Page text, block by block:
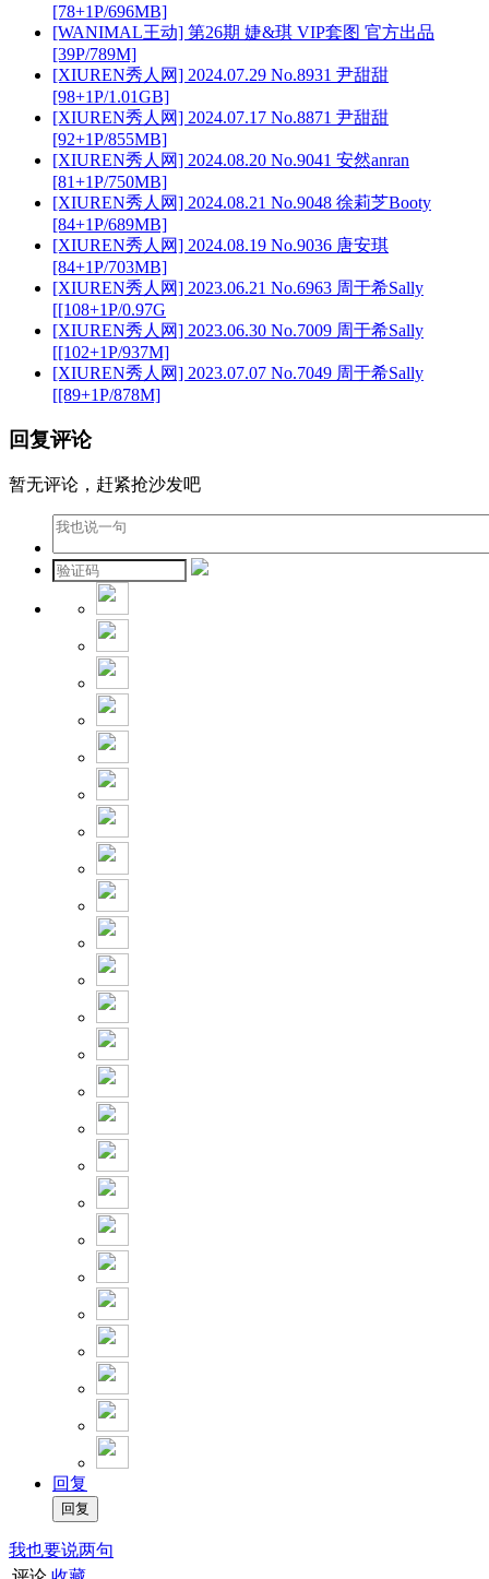
[78+1P/696MB]
[WANIMAL王动] 第26期 婕&琪 VIP套图 官方出品
[39P/789M]
[XIUREN秀人网] 2024.07.29 No.8931 尹甜甜
[98+1P/1.01GB]
[XIUREN秀人网] 2024.07.17 No.8871 尹甜甜
[92+1P/855MB]
[XIUREN秀人网] 2024.08.20 No.9041 安然anran
[81+1P/750MB]
[XIUREN秀人网] 2024.08.21 No.9048 徐莉芝Booty
[84+1P/689MB]
[XIUREN秀人网] 2024.08.19 No.9036 唐安琪
[84+1P/703MB]
[XIUREN秀人网] 2023.06.21 No.6963 周于希Sally
[[108+1P/0.97G
[XIUREN秀人网] 2023.06.30 No.7009 周于希Sally
[[102+1P/937M]
[XIUREN秀人网] 2023.07.07 No.7049 周于希Sally
[[89+1P/878M]
回复评论
暂无评论，赶紧抢沙发吧
回复
我也要说两句